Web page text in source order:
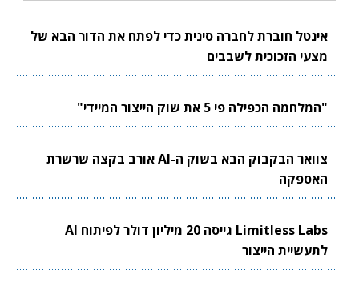
אינטל חוברת לחברה סינית כדי לפתח את הדור הבא של
מצעי הזכוכית לשבבים
"המלחמה הכפילה פי 5 את שוק הייצור המיידי"
צוואר הבקבוק הבא בשוק ה-AI אורב בקצה שרשרת
האספקה
Limitless Labs גייסה 20 מיליון דולר לפיתוח AI
לתעשיית הייצור